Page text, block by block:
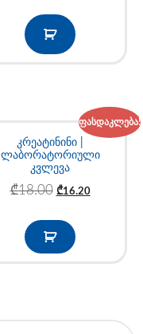
ფასდაკლება!
კრეატინინი |
ლაბორატორიული
კვლევა
₾18.00 ₾16.20